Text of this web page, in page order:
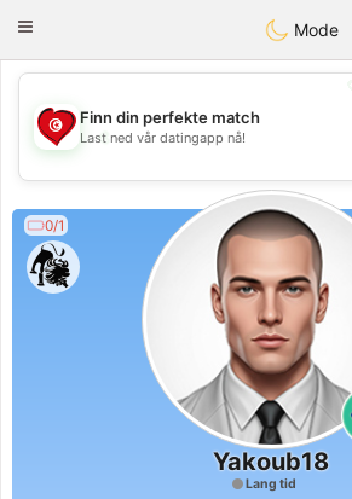
Tunisia Dating
Toggle
Mode
💖
💕
Finn din perfekte match
Last ned vår datingapp nå!
0/1
Yakoub18
Lang tid